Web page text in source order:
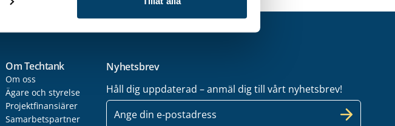
Om Techtank
Om oss
Ägare och styrelse
Projektfinansiärer
Samarbetspartner
Nyhetsbrev
Håll dig uppdaterad – anmäl dig till vårt nyhetsbrev!
E-
post